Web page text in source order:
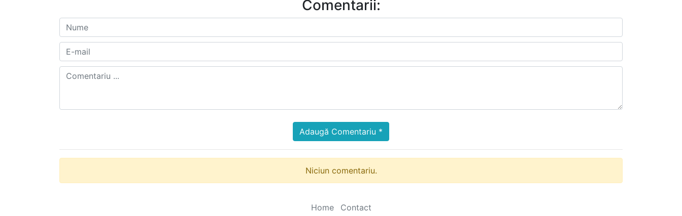
Comentarii:
Adaugă Comentariu *
Niciun comentariu.
Home Contact